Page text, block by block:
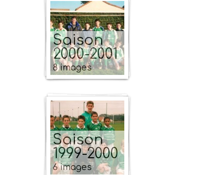
Saison
2000-2001
8 images
Saison
1999-2000
6 images